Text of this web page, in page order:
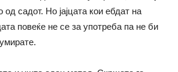
од садот. Но јајцата кои ебдат на
повеќе не се за употреба па не би